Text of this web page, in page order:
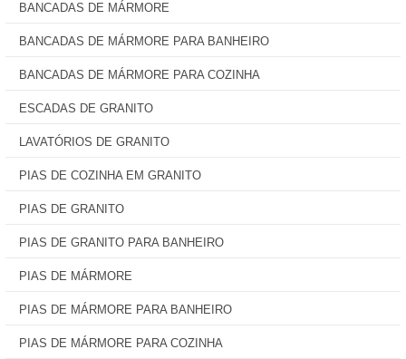
BANCADAS DE MÁRMORE
BANCADAS DE MÁRMORE PARA BANHEIRO
BANCADAS DE MÁRMORE PARA COZINHA
ESCADAS DE GRANITO
LAVATÓRIOS DE GRANITO
PIAS DE COZINHA EM GRANITO
PIAS DE GRANITO
PIAS DE GRANITO PARA BANHEIRO
PIAS DE MÁRMORE
PIAS DE MÁRMORE PARA BANHEIRO
PIAS DE MÁRMORE PARA COZINHA